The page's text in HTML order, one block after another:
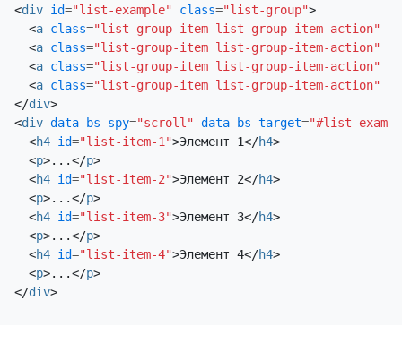
Элемент 3-1
Это некий заполнитель для
страницы с прокруткой.
Обратите внимание, что при
соответствующая ссылка
навигации выделяется. Это
повторяется на протяжении
продолжаем добавлять сюда еще
подчеркнуть прокрутку и
несколько примеров, чтобы
подчеркнуть прокрутку и
выделение.
Элемент 2
Это некий заполнитель для
страницы с прокруткой.
Обратите внимание, что при
прокрутке страницы вниз
соответствующая ссылка
повторяется на протяжении
<div id="list-example" class="list-group">
<a class="list-group-item list-group-item-action"
<a class="list-group-item list-group-item-action"
<a class="list-group-item list-group-item-action"
<a class="list-group-item list-group-item-action"
</div>
<div data-bs-spy="scroll" data-bs-target="#list-
<h4 id="list-item-1">Элемент 1</h4>
<p>...</p>
<h4 id="list-item-2">Элемент 2</h4>
<p>...</p>
<h4 id="list-item-3">Элемент 3</h4>
<p>...</p>
<h4 id="list-item-4">Элемент 4</h4>
<p>...</p>
</div>